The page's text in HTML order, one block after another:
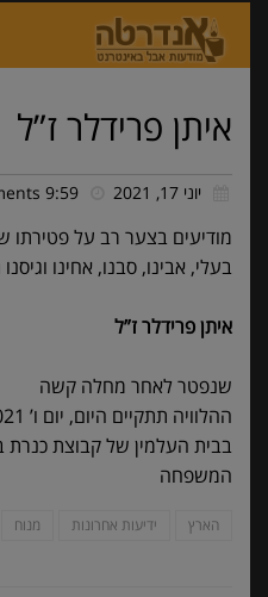
איתן פרידלר ז”ל
יוני 17, 2021
מודיעים בצער רב על פטירתו
בעלי, אבינו, סבנו, אחינו
איתן פרידלר ז”ל
שנפטר לאחר מחלה קשה
ההלוויה תתקיים היום, יום ו’ 18/06/2021
בבית העלמין של קבוצת כנרת
המשפחה
הארץ ידיעות אחרונות מנוח
חדש
תגובה
הדליקו נר
מסר
הניחו אבן
נחמו עם